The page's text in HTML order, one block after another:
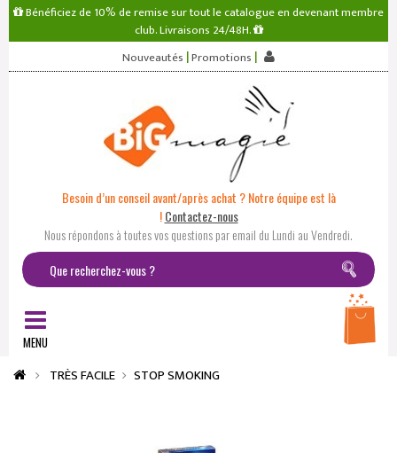
Bénéficiez de 10% de remise sur tout le catalogue en devenant membre
club. Livraisons 24/48H.
Nouveautés |Promotions |
Besoin d’un conseil avant/après achat ? Notre équipe est là
! Contactez-nous
Nous répondons à toutes vos questions par email du Lundi au Vendredi.
MENU
TRÈS FACILE STOP SMOKING